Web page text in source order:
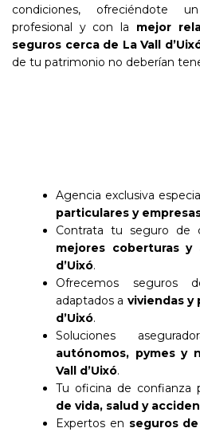
condiciones, ofreciéndote
profesional y con la mejor
seguros cerca de La Vall
de tu patrimonio no deberían
Agencia exclusiva
particulares y
Contrata tu seguro de
mejores coberturas y
d’Uixó.
Ofrecemos seguros
adaptados a viviendas y
d’Uixó.
Soluciones
autónomos, pymes y
Vall d’Uixó.
Tu oficina de confianza
de vida, salud y
Expertos en seguros